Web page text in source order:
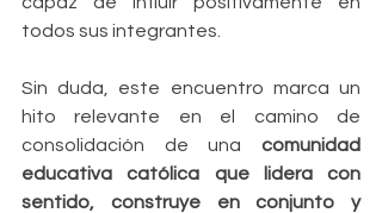
todos sus integrantes.
Sin duda, este encuentro marca un
hito relevante en el camino de
consolidación de una comunidad
educativa católica que lidera con
sentido, construye en conjunto y